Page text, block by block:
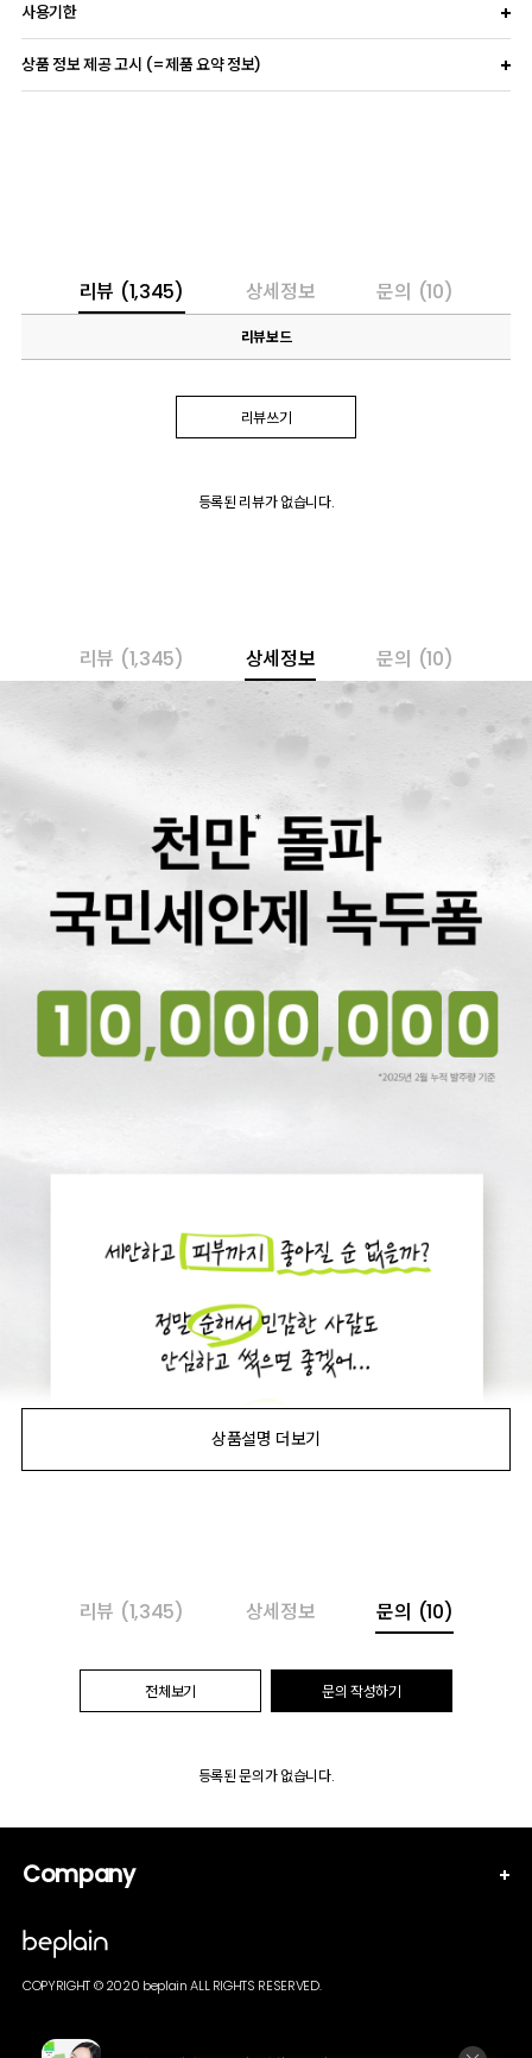
사용기한
상품 정보 제공 고시 (=제품 요약 정보)
리뷰 (1,345) 상세정보 문의 (10)
리뷰보드
리뷰쓰기
등록된 리뷰가 없습니다.
리뷰 (1,345) 상세정보 문의 (10)
리뷰 (1,345) 상세정보 문의 (10)
전체보기 문의 작성하기
등록된 문의가 없습니다.
Company
COPYRIGHT © 2020 beplain ALL RIGHTS RESERVED.